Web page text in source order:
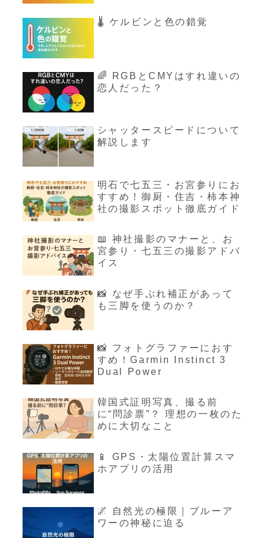
🌡️ ケルビンと色の錯覚
🌈 RGBとCMYはすれ違いの
恋人だった？
シャッタースピードについて
解説します
明石で七五三・お宮参りにお
すすめ！御厨・住吉・柿本神
社の撮影スポット徹底ガイド
📖 神社撮影のマナーと、お
宮参り・七五三の撮影アドバ
イス
📸 なぜ手ぶれ補正があって
も三脚を使うのか？
📸 フォトグラファーにおす
すめ！Garmin Instinct 3
Dual Power
韓国式証明写真、撮る前
に“問診票”？ 理想の一枚のた
めに大切なこと
📱 GPS・太陽位置計算スマ
ホアプリの活用
🌌 自然光の極限｜ブルーア
ワーの神秘に迫る